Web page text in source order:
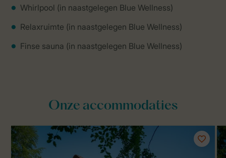
Whirlpool (in naastgelegen Blue Wellness)
Relaxruimte (in naastgelegen Blue Wellness)
Finse sauna (in naastgelegen Blue Wellness)